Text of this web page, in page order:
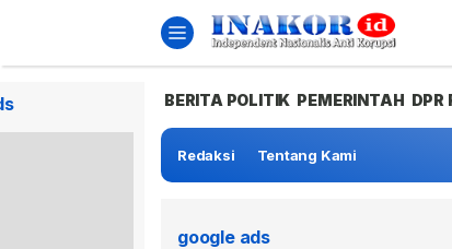
BERITA POLITIK PEMERINTAH DPR
Redaksi Tentang Kami
google ads